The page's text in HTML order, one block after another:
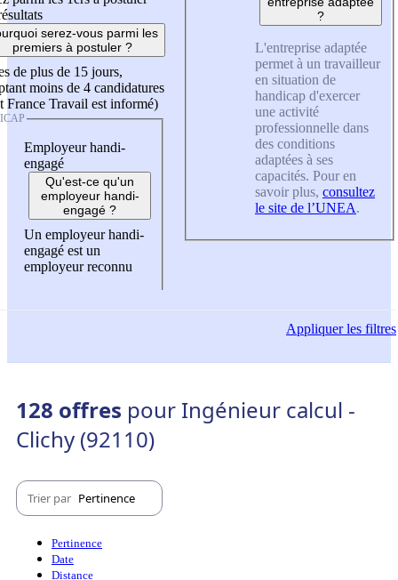
serez-vous parmi les
premiers à postuler ?
de plus de 15 jours,
moins de 4 candidatures
France Travail est informé)
Employeur handi-
engagé
Qu'est-ce qu'un
employeur handi-
engagé ?
Un employeur handi-
engagé est un
employeur reconnu
?
L'entreprise adaptée
permet à un travailleur
en situation de
handicap d'exercer
une activité
professionnelle dans
des conditions
adaptées à ses
capacités. Pour en
savoir plus, consultez
le site de l’UNEA.
Appliquerles filtres
128 offres pour Ingénieur calcul -
Clichy (92110)
Trier par Pertinence
Pertinence
Date
Distance